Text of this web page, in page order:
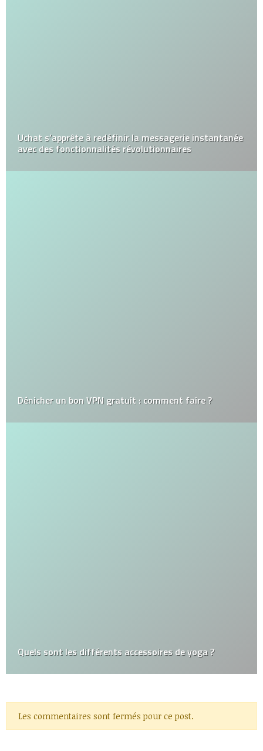
Uchat s’apprête à redéfinir la messagerie instantanée
avec des fonctionnalités révolutionnaires
Dénicher un bon VPN gratuit : comment faire ?
Quels sont les différents accessoires de yoga ?
Les commentaires sont fermés pour ce post.